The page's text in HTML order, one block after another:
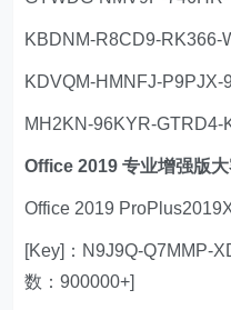
KBDNM-R8CD9-RK366-
KDVQM-HMNFJ-P9PJX-
MH2KN-96KYR-GTRD4-
Office 2019 专业增强版
Office 2019
[Key]：N9J9Q-Q7MMP-
数：900000+]